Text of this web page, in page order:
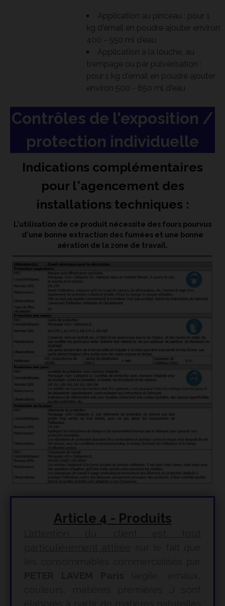
Application au pinceau : pour 1
kg d'émail en poudre ajouter environ
400 - 550 ml d'eau
Application à la louche, au
trempage ou par pulvérisation :
pour 1 kg d'émail en poudre ajouter
environ 500 - 850 ml d'eau
Contrôles de l'exposition /
protection individuelle
Indications complémentaires
pour l'agencement des
installations techniques :
L'utilisation de ce produit nécessite des fours pourvus
d'une bonne extraction des fumées et une bonne
aération de la zone de travail.
Article 4 - Produits